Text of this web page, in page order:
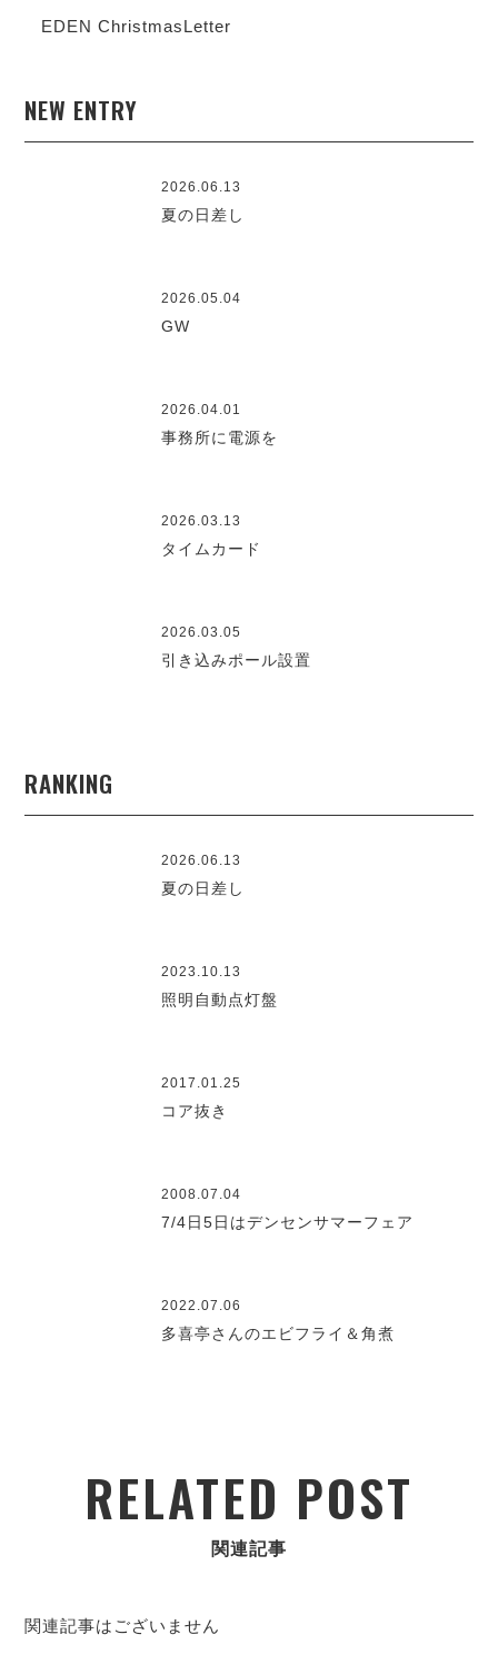
EDEN ChristmasLetter
NEW ENTRY
2026.06.13
夏の日差し
2026.05.04
GW
2026.04.01
事務所に電源を
2026.03.13
タイムカード
2026.03.05
引き込みポール設置
RANKING
2026.06.13
夏の日差し
2023.10.13
照明自動点灯盤
2017.01.25
コア抜き
2008.07.04
7/4日5日はデンセンサマーフェア
2022.07.06
多喜亭さんのエビフライ＆角煮
RELATED POST
関連記事
関連記事はございません